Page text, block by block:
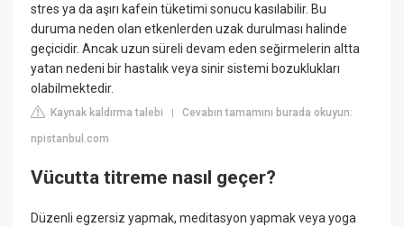
stres ya da aşırı kafein tüketimi sonucu kasılabilir. Bu
duruma neden olan etkenlerden uzak durulması halinde
geçicidir. Ancak uzun süreli devam eden seğirmelerin altta
yatan nedeni bir hastalık veya sinir sistemi bozuklukları
olabilmektedir.
Kaynak kaldırma talebi |Cevabın tamamını burada okuyun:
npistanbul.com
Vücutta titreme nasıl geçer?
Düzenli egzersiz yapmak, meditasyon yapmak veya yoga